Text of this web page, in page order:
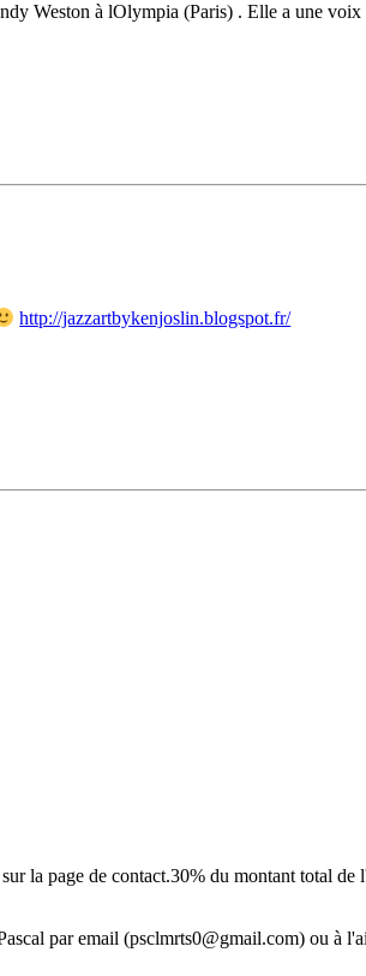
Weston à lOlympia (Paris) . Elle a une voix
http://jazzartbykenjoslin.blogspot.fr/
la page de contact.30% du montant total de
par email (psclmrts0@gmail.com) ou à